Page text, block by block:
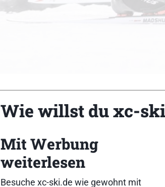
Wie willst du xc-
Mit Werbung
weiterlesen
Besuche xc-ski.de wie gewohnt mit